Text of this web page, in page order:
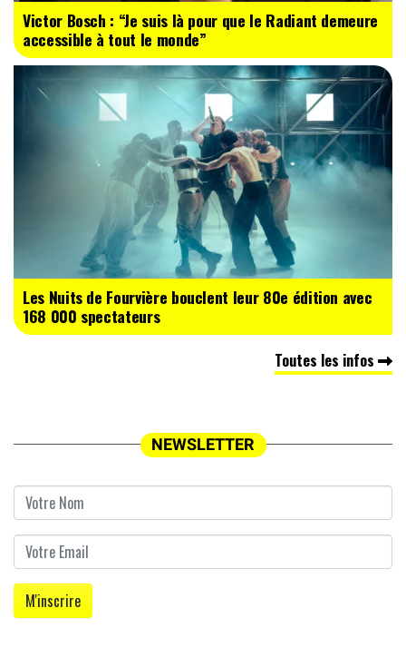
Victor Bosch : “Je suis là pour que le Radiant demeure
accessible à tout le monde”
Les Nuits de Fourvière bouclent leur 80e édition avec
168 000 spectateurs
Toutes les infos
NEWSLETTER